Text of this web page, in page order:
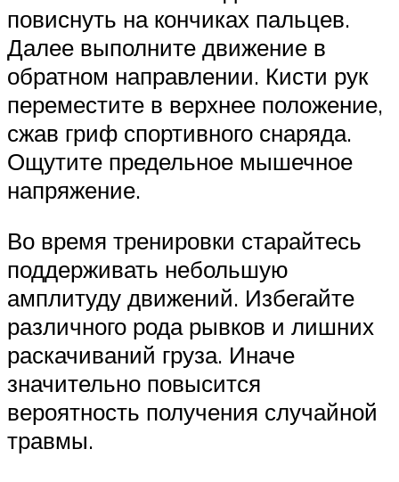
повиснуть на кончиках пальцев.
Далее выполните движение в
обратном направлении. Кисти рук
переместите в верхнее положение,
сжав гриф спортивного снаряда.
Ощутите предельное мышечное
напряжение.
Во время тренировки старайтесь
поддерживать небольшую
амплитуду движений. Избегайте
различного рода рывков и лишних
раскачиваний груза. Иначе
значительно повысится
вероятность получения случайной
травмы.